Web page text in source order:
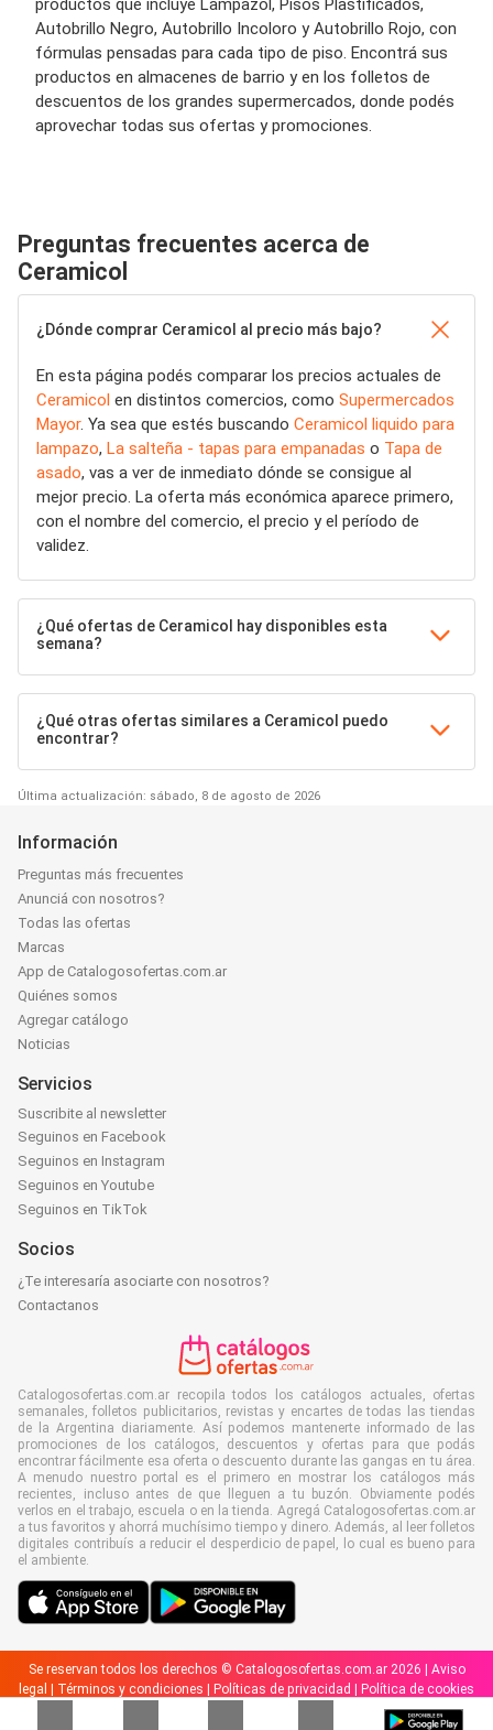
Autobrillo Negro, Autobrillo Incoloro y Autobrillo Rojo, con
fórmulas pensadas para cada tipo de piso. Encontrá sus
productos en almacenes de barrio y en los folletos de
descuentos de los grandes supermercados, donde podés
aprovechar todas sus ofertas y promociones.
Preguntas frecuentes acerca de
Ceramicol
¿Dónde comprar Ceramicol al precio más bajo?
En esta página podés comparar los precios actuales de
Ceramicol en distintos comercios, como Supermercados
Mayor. Ya sea que estés buscando Ceramicol liquido para
lampazo, La salteña - tapas para empanadas o Tapa de
asado, vas a ver de inmediato dónde se consigue al
mejor precio. La oferta más económica aparece primero,
con el nombre del comercio, el precio y el período de
validez.
¿Qué ofertas de Ceramicol hay disponibles esta
semana?
¿Qué otras ofertas similares a Ceramicol puedo
encontrar?
Última actualización: sábado, 8 de agosto de 2026
Información
Preguntas más frecuentes
Anunciá con nosotros?
Todas las ofertas
Marcas
App de Catalogosofertas.com.ar
Quiénes somos
Agregar catálogo
Noticias
Servicios
Suscribite al newsletter
Seguinos en Facebook
Seguinos en Instagram
Seguinos en Youtube
Seguinos en TikTok
Socios
¿Te interesaría asociarte con nosotros?
Contactanos
Catalogosofertas.com.ar recopila todos los catálogos actuales, ofertas
semanales, folletos publicitarios, revistas y encartes de todas las tiendas
de la Argentina diariamente. Así podemos mantenerte informado de las
promociones de los catálogos, descuentos y ofertas para que podás
encontrar fácilmente esa oferta o descuento durante las gangas en tu área.
A menudo nuestro portal es el primero en mostrar los catálogos más
recientes, incluso antes de que lleguen a tu buzón. Obviamente podés
verlos en el trabajo, escuela o en la tienda. Agregá Catalogosofertas.com.ar
a tus favoritos y ahorrá muchísimo tiempo y dinero. Además, al leer folletos
digitales contribuís a reducir el desperdicio de papel, lo cual es bueno para
el ambiente.
Se reservan todos los derechos © Catalogosofertas.com.ar 2026 | Aviso
legal | Términos y condiciones | Políticas de privacidad | Política de cookies